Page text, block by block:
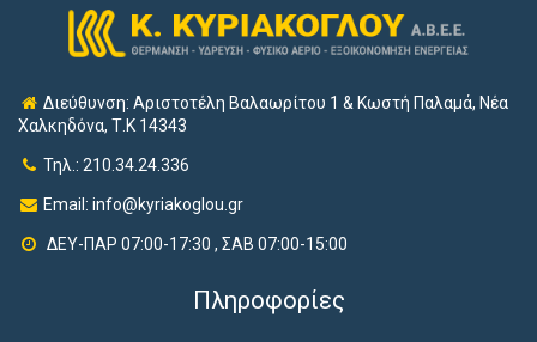
Διεύθυνση: Αριστοτέλη Βαλαωρίτου 1 & Κωστή Παλαμά, Νέα
Χαλκηδόνα, Τ.Κ 14343
Τηλ.: 210.34.24.336
Email: info@kyriakoglou.gr
ΔΕΥ-ΠΑΡ 07:00-17:30 , ΣΑΒ 07:00-15:00
Πληροφορίες